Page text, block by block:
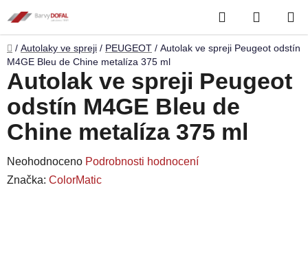
na
obsah
Hledat
KOŠÍK
Domů
/ Autolaky ve spreji / PEUGEOT / Autolak ve spreji Peugeot odstín
M4GE Bleu de Chine metalíza 375 ml
Autolak ve spreji Peugeot
odstín M4GE Bleu de
Chine metalíza 375 ml
Průměrné
hodnocení
Neohodnoceno Podrobnosti hodnocení
Značka: ColorMatic